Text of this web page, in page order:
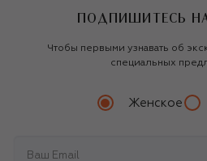
ПОДПИШИТЕСЬ
Чтобы первыми узнавать об
специальных
Женское